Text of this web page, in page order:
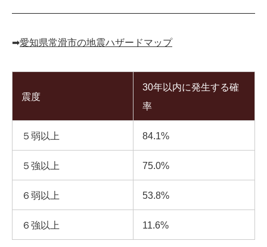
➡︎愛知県常滑市の地震ハザードマップ
震度
30年以内に発生する確
率
５弱以上 84.1%
５強以上 75.0%
６弱以上 53.8%
６強以上 11.6%